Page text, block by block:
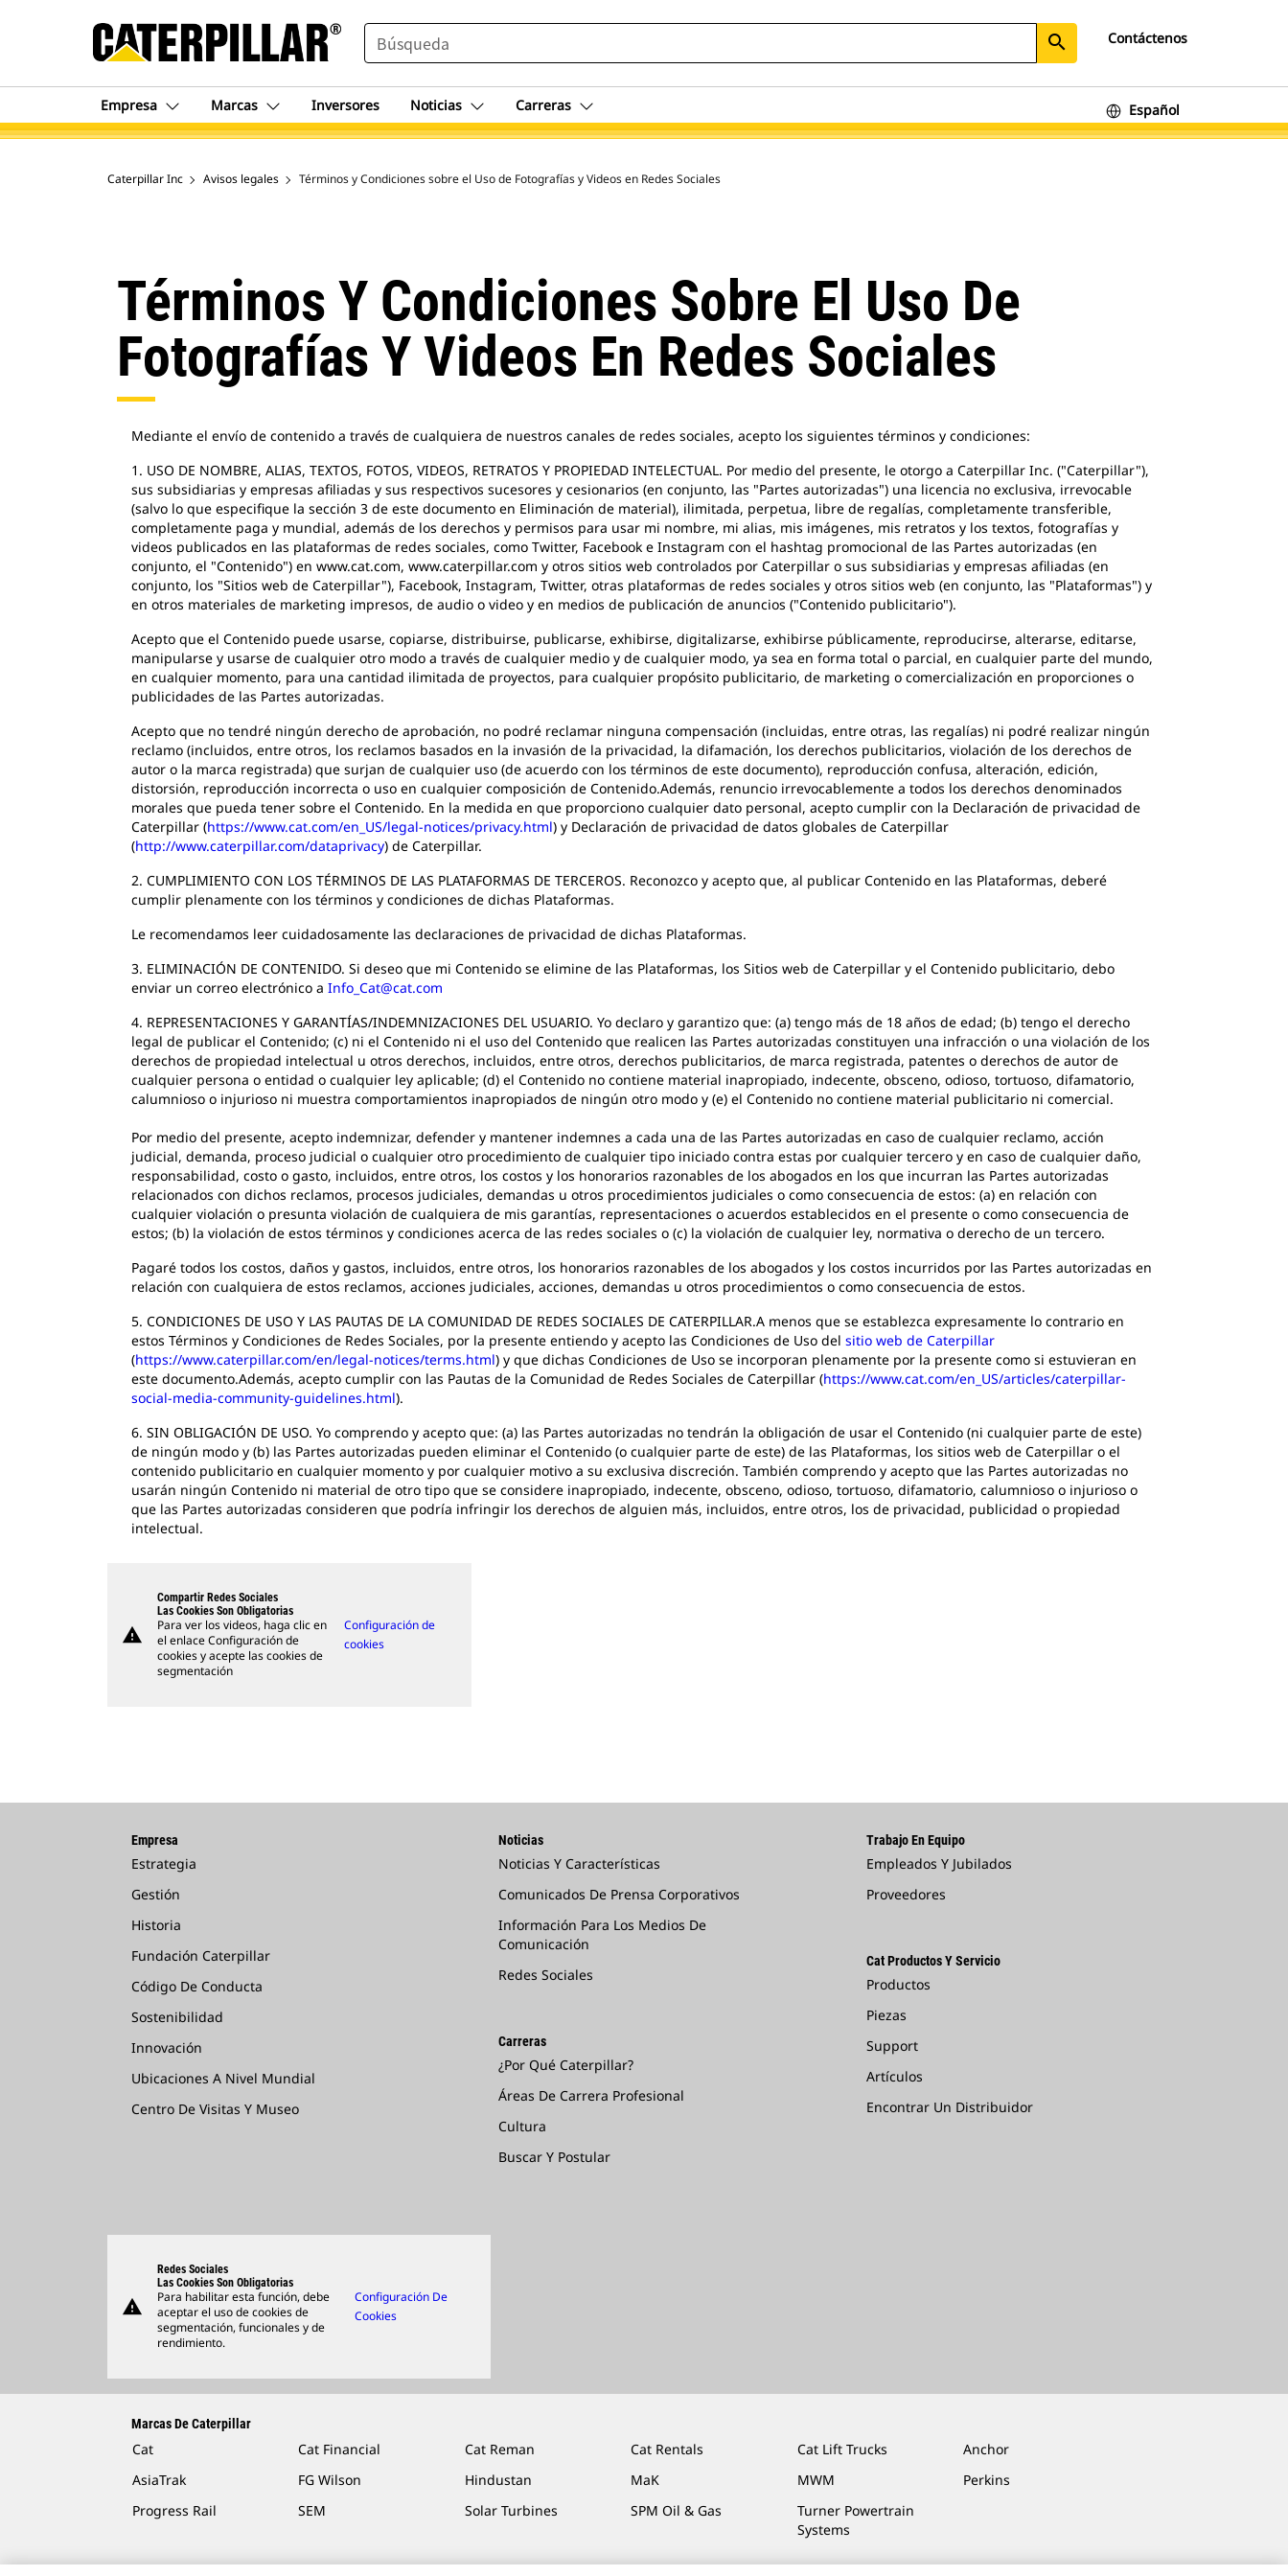
SEARCH search Contáctenos
Empresa Marcas Inversores Noticias Carreras Español
Caterpillar Inc Avisos legales Términos y Condiciones sobre el Uso de Fotografías y Videos en Redes Sociales
Términos Y Condiciones Sobre El Uso De
Fotografías Y Videos En Redes Sociales
Mediante el envío de contenido a través de cualquiera de nuestros canales de redes sociales, acepto los siguientes términos y condiciones:
1. USO DE NOMBRE, ALIAS, TEXTOS, FOTOS, VIDEOS, RETRATOS Y PROPIEDAD INTELECTUAL. Por medio del presente, le otorgo a Caterpillar Inc. ("Caterpillar"),
sus subsidiarias y empresas afiliadas y sus respectivos sucesores y cesionarios (en conjunto, las "Partes autorizadas") una licencia no exclusiva, irrevocable
(salvo lo que especifique la sección 3 de este documento en Eliminación de material), ilimitada, perpetua, libre de regalías, completamente transferible,
completamente paga y mundial, además de los derechos y permisos para usar mi nombre, mi alias, mis imágenes, mis retratos y los textos, fotografías y
videos publicados en las plataformas de redes sociales, como Twitter, Facebook e Instagram con el hashtag promocional de las Partes autorizadas (en
conjunto, el "Contenido") en www.cat.com, www.caterpillar.com y otros sitios web controlados por Caterpillar o sus subsidiarias y empresas afiliadas (en
conjunto, los "Sitios web de Caterpillar"), Facebook, Instagram, Twitter, otras plataformas de redes sociales y otros sitios web (en conjunto, las "Plataformas") y
en otros materiales de marketing impresos, de audio o video y en medios de publicación de anuncios ("Contenido publicitario").
Acepto que el Contenido puede usarse, copiarse, distribuirse, publicarse, exhibirse, digitalizarse, exhibirse públicamente, reproducirse, alterarse, editarse,
manipularse y usarse de cualquier otro modo a través de cualquier medio y de cualquier modo, ya sea en forma total o parcial, en cualquier parte del mundo,
en cualquier momento, para una cantidad ilimitada de proyectos, para cualquier propósito publicitario, de marketing o comercialización en proporciones o
publicidades de las Partes autorizadas.
Acepto que no tendré ningún derecho de aprobación, no podré reclamar ninguna compensación (incluidas, entre otras, las regalías) ni podré realizar ningún
reclamo (incluidos, entre otros, los reclamos basados en la invasión de la privacidad, la difamación, los derechos publicitarios, violación de los derechos de
autor o la marca registrada) que surjan de cualquier uso (de acuerdo con los términos de este documento), reproducción confusa, alteración, edición,
distorsión, reproducción incorrecta o uso en cualquier composición de Contenido.Además, renuncio irrevocablemente a todos los derechos denominados
morales que pueda tener sobre el Contenido. En la medida en que proporciono cualquier dato personal, acepto cumplir con la Declaración de privacidad de
Caterpillar (https://www.cat.com/en_US/legal-notices/privacy.html) y Declaración de privacidad de datos globales de Caterpillar
(http://www.caterpillar.com/dataprivacy) de Caterpillar.
2. CUMPLIMIENTO CON LOS TÉRMINOS DE LAS PLATAFORMAS DE TERCEROS. Reconozco y acepto que, al publicar Contenido en las Plataformas, deberé
cumplir plenamente con los términos y condiciones de dichas Plataformas.
Le recomendamos leer cuidadosamente las declaraciones de privacidad de dichas Plataformas.
3. ELIMINACIÓN DE CONTENIDO. Si deseo que mi Contenido se elimine de las Plataformas, los Sitios web de Caterpillar y el Contenido publicitario, debo
enviar un correo electrónico a Info_Cat@cat.com
4. REPRESENTACIONES Y GARANTÍAS/INDEMNIZACIONES DEL USUARIO. Yo declaro y garantizo que: (a) tengo más de 18 años de edad; (b) tengo el derecho
legal de publicar el Contenido; (c) ni el Contenido ni el uso del Contenido que realicen las Partes autorizadas constituyen una infracción o una violación de los
derechos de propiedad intelectual u otros derechos, incluidos, entre otros, derechos publicitarios, de marca registrada, patentes o derechos de autor de
cualquier persona o entidad o cualquier ley aplicable; (d) el Contenido no contiene material inapropiado, indecente, obsceno, odioso, tortuoso, difamatorio,
calumnioso o injurioso ni muestra comportamientos inapropiados de ningún otro modo y (e) el Contenido no contiene material publicitario ni comercial.
Por medio del presente, acepto indemnizar, defender y mantener indemnes a cada una de las Partes autorizadas en caso de cualquier reclamo, acción
judicial, demanda, proceso judicial o cualquier otro procedimiento de cualquier tipo iniciado contra estas por cualquier tercero y en caso de cualquier daño,
responsabilidad, costo o gasto, incluidos, entre otros, los costos y los honorarios razonables de los abogados en los que incurran las Partes autorizadas
relacionados con dichos reclamos, procesos judiciales, demandas u otros procedimientos judiciales o como consecuencia de estos: (a) en relación con
cualquier violación o presunta violación de cualquiera de mis garantías, representaciones o acuerdos establecidos en el presente o como consecuencia de
estos; (b) la violación de estos términos y condiciones acerca de las redes sociales o (c) la violación de cualquier ley, normativa o derecho de un tercero.
Pagaré todos los costos, daños y gastos, incluidos, entre otros, los honorarios razonables de los abogados y los costos incurridos por las Partes autorizadas en
relación con cualquiera de estos reclamos, acciones judiciales, acciones, demandas u otros procedimientos o como consecuencia de estos.
5. CONDICIONES DE USO Y LAS PAUTAS DE LA COMUNIDAD DE REDES SOCIALES DE CATERPILLAR.A menos que se establezca expresamente lo contrario en
estos Términos y Condiciones de Redes Sociales, por la presente entiendo y acepto las Condiciones de Uso del sitio web de Caterpillar
(https://www.caterpillar.com/en/legal-notices/terms.html) y que dichas Condiciones de Uso se incorporan plenamente por la presente como si estuvieran en
este documento.Además, acepto cumplir con las Pautas de la Comunidad de Redes Sociales de Caterpillar (https://www.cat.com/en_US/articles/caterpillar-
social-media-community-guidelines.html).
6. SIN OBLIGACIÓN DE USO. Yo comprendo y acepto que: (a) las Partes autorizadas no tendrán la obligación de usar el Contenido (ni cualquier parte de este)
de ningún modo y (b) las Partes autorizadas pueden eliminar el Contenido (o cualquier parte de este) de las Plataformas, los sitios web de Caterpillar o el
contenido publicitario en cualquier momento y por cualquier motivo a su exclusiva discreción. También comprendo y acepto que las Partes autorizadas no
usarán ningún Contenido ni material de otro tipo que se considere inapropiado, indecente, obsceno, odioso, tortuoso, difamatorio, calumnioso o injurioso o
que las Partes autorizadas consideren que podría infringir los derechos de alguien más, incluidos, entre otros, los de privacidad, publicidad o propiedad
intelectual.
warning
Compartir Redes Sociales
Las Cookies Son Obligatorias
Para ver los videos, haga clic en
el enlace Configuración de
cookies y acepte las cookies de
segmentación
Configuración de
cookies
Empresa
Estrategia
Gestión
Historia
Fundación Caterpillar
Código De Conducta
Sostenibilidad
Innovación
Ubicaciones A Nivel Mundial
Centro De Visitas Y Museo
Noticias
Noticias Y Características
Comunicados De Prensa Corporativos
Información Para Los Medios De
Comunicación
Redes Sociales
Carreras
¿Por Qué Caterpillar?
Áreas De Carrera Profesional
Cultura
Buscar Y Postular
Trabajo En Equipo
Empleados Y Jubilados
Proveedores
Cat Productos Y Servicio
Productos
Piezas
Support
Artículos
Encontrar Un Distribuidor
warning
Redes Sociales
Las Cookies Son Obligatorias
Para habilitar esta función, debe
aceptar el uso de cookies de
segmentación, funcionales y de
rendimiento.
Configuración De
Cookies
Marcas De Caterpillar
Cat Cat Financial Cat Reman Cat Rentals Cat Lift Trucks
Anchor
AsiaTrak
FG Wilson Hindustan MaK MWM
Perkins
Progress Rail
SEM Solar Turbines SPM Oil & Gas
Turner Powertrain
Systems